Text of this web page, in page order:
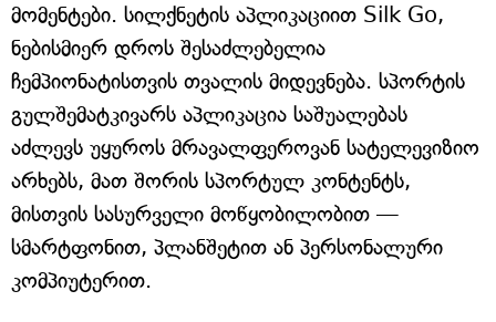
მომენტები. სილქნეტის აპლიკაციით Silk Go,
ნებისმიერ დროს შესაძლებელია
ჩემპიონატისთვის თვალის მიდევნება. სპორტის
გულშემატკივარს აპლიკაცია საშუალებას
აძლევს უყუროს მრავალფეროვან სატელევიზიო
არხებს, მათ შორის სპორტულ კონტენტს,
მისთვის სასურველი მოწყობილობით —
სმარტფონით, პლანშეტით ან პერსონალური
კომპიუტერით.